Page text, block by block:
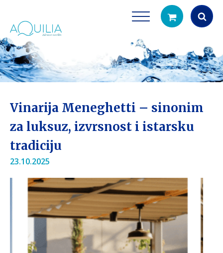
search
Vinarija Meneghetti – sinonim
za luksuz, izvrsnost i istarsku
tradiciju
23.10.2025Tuš glave
čistu vodu za